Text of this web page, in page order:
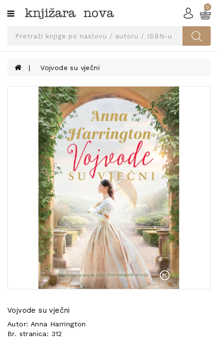
Kategorije
SVEUČILIŠNA
UDŽBENICI
KNJIGE
PRIBOR
UDŽBENIKE!
KONTAKT
POSEBNA
PONUDA
0
Vojvode su vječni
Vojvode su vječni
Autor: Anna Harrington
Br. stranica: 312